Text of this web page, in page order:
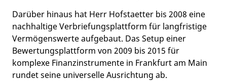
Darüber hinaus hat Herr Hofstaetter bis 2008 eine
nachhaltige Verbriefungsplattform für langfristige
Vermögenswerte aufgebaut. Das Setup einer
Bewertungsplattform von 2009 bis 2015 für
komplexe Finanzinstrumente in Frankfurt am Main
rundet seine universelle Ausrichtung ab.